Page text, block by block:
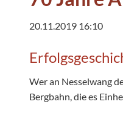
Wohnmobilstellplatz
20.11.2019 16:10
Wer an Nesselwang
Bergbahn, die es